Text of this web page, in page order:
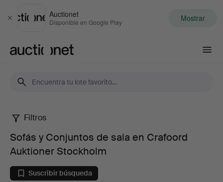
Cerrar
Auctionet
Disponible en Google Play Mostrar
Sofás
Conjuntos
Filtros
Sofás y Conjuntos de sala en Crafoord
Auktioner Stockholm
Suscribir búsqueda